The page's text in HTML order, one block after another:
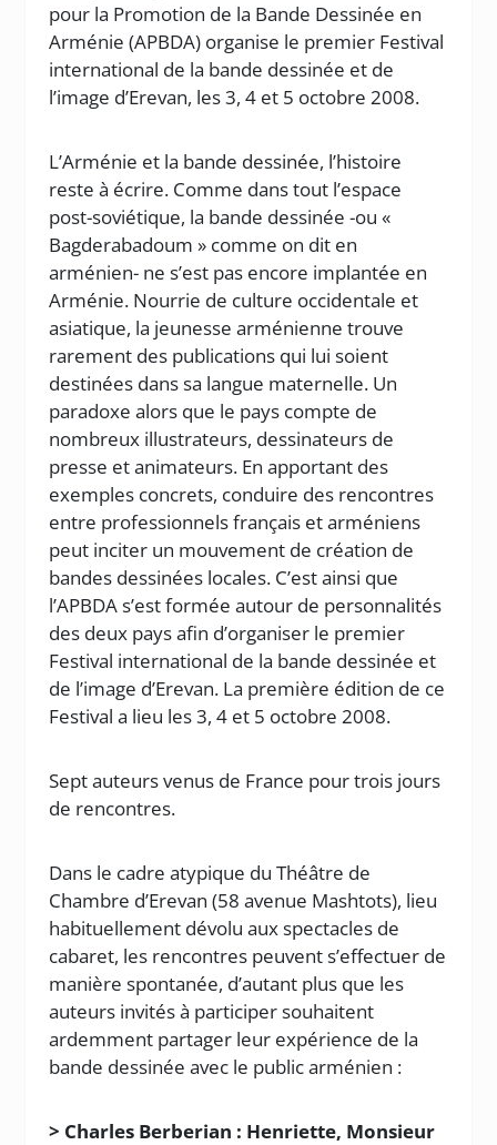
pour la Promotion de la Bande Dessinée en
Arménie (APBDA) organise le premier Festival
international de la bande dessinée et de
l’image d’Erevan, les 3, 4 et 5 octobre 2008.
L’Arménie et la bande dessinée, l’histoire
reste à écrire. Comme dans tout l’espace
post-soviétique, la bande dessinée -ou «
Bagderabadoum » comme on dit en
arménien- ne s’est pas encore implantée en
Arménie. Nourrie de culture occidentale et
asiatique, la jeunesse arménienne trouve
rarement des publications qui lui soient
destinées dans sa langue maternelle. Un
paradoxe alors que le pays compte de
nombreux illustrateurs, dessinateurs de
presse et animateurs. En apportant des
exemples concrets, conduire des rencontres
entre professionnels français et arméniens
peut inciter un mouvement de création de
bandes dessinées locales. C’est ainsi que
l’APBDA s’est formée autour de personnalités
des deux pays afin d’organiser le premier
Festival international de la bande dessinée et
de l’image d’Erevan. La première édition de ce
Festival a lieu les 3, 4 et 5 octobre 2008.
Sept auteurs venus de France pour trois jours
de rencontres.
Dans le cadre atypique du Théâtre de
Chambre d’Erevan (58 avenue Mashtots), lieu
habituellement dévolu aux spectacles de
cabaret, les rencontres peuvent s’effectuer de
manière spontanée, d’autant plus que les
auteurs invités à participer souhaitent
ardemment partager leur expérience de la
bande dessinée avec le public arménien :
> Charles Berberian : Henriette, Monsieur